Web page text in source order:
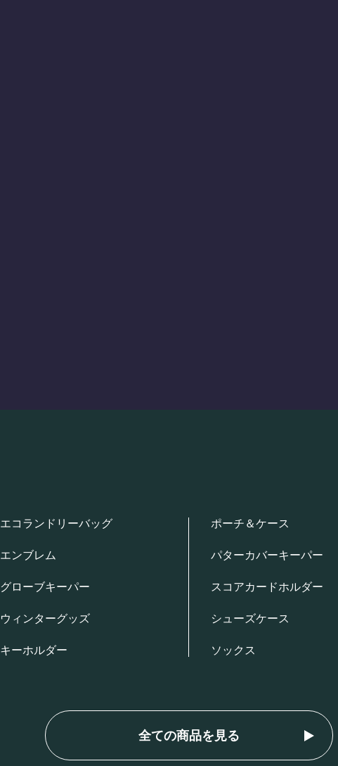
エコランドリーバッグ
エンブレム
グローブキーパー
ウィンターグッズ
キーホルダー
ポーチ＆ケース
パターカバーキーパー
スコアカードホルダー
シューズケース
ソックス
全ての商品を見る